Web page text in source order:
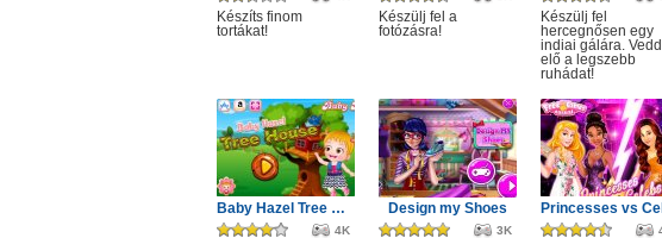
Készíts finom
tortákat!
Készülj fel a
fotózásra!
Készülj fel
hercegnősen egy
indiai gálára. Vedd
elő a legszebb
ruhádat!
Baby Hazel Tree House
4K
Design my Shoes
3K